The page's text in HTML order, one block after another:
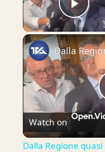
Watch on
Dalla Regione